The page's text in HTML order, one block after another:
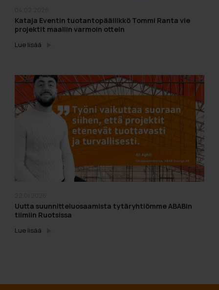
Kataja Eventin tuotantopäällikkö Tommi Ranta vie
projektit maaliin varmoin ottein
Lue lisää
Uutta suunnitteluosaamista tytäryhtiömme ABABin
tiimiin Ruotsissa
Lue lisää